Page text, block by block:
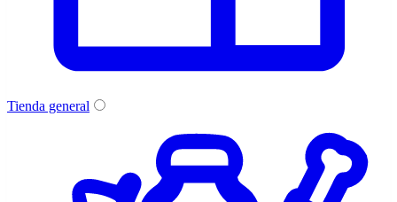
Tienda general